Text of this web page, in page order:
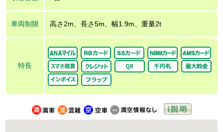
車両制限 高さ2m、長さ5m、幅1.9m、重量2t
特長